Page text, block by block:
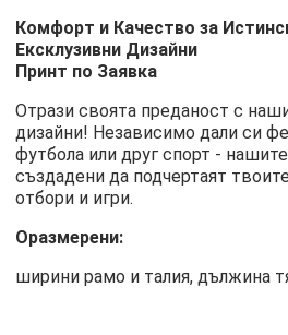
Комфорт и Качество за
Ексклузивни Дизайни
Принт по Заявка
Отрази своята преданост с
дизайни! Независимо дали си
футбола или друг спорт -
създадени да подчертаят
отбори и игри.
Оразмерени:
ширини рамо и талия, дължина